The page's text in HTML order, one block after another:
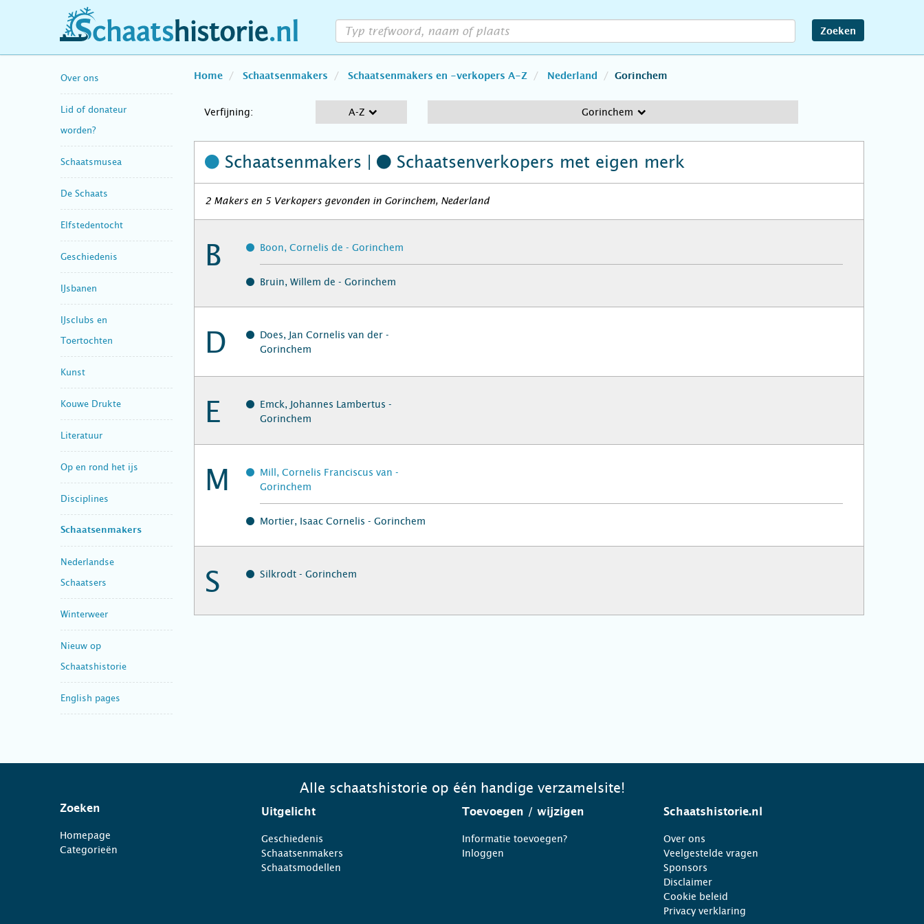
schaatshistorie.nl Zoeken
Over ons
Lid of donateur
worden?
Schaatsmusea
De Schaats
Elfstedentocht
Geschiedenis
IJsbanen
IJsclubs en
Toertochten
Kunst
Kouwe Drukte
Literatuur
Op en rond het ijs
Disciplines
Schaatsenmakers
Nederlandse
Schaatsers
Winterweer
Nieuw op
Schaatshistorie
English pages
Home Schaatsenmakers Schaatsenmakers en -verkopers A-Z Nederland Gorinchem
Verfijning: A-Z Gorinchem
Schaatsenmakers | Schaatsenverkopers met eigen merk
2 Makers en 5 Verkopers gevonden in Gorinchem, Nederland
B Boon, Cornelis de - Gorinchem
Bruin, Willem de - Gorinchem
D
Does, Jan Cornelis van der -
Gorinchem
E
Emck, Johannes Lambertus -
Gorinchem
M
Mill, Cornelis Franciscus van -
Gorinchem
Mortier, Isaac Cornelis - Gorinchem
S Silkrodt - Gorinchem
Alle schaatshistorie op één handige verzamelsite!
Zoeken
Homepage
Categorieën
Uitgelicht
Geschiedenis
Schaatsenmakers
Schaatsmodellen
Toevoegen / wijzigen
Informatie toevoegen?
Inloggen
Schaatshistorie.nl
Over ons
Veelgestelde vragen
Sponsors
Disclaimer
Cookie beleid
Privacy verklaring